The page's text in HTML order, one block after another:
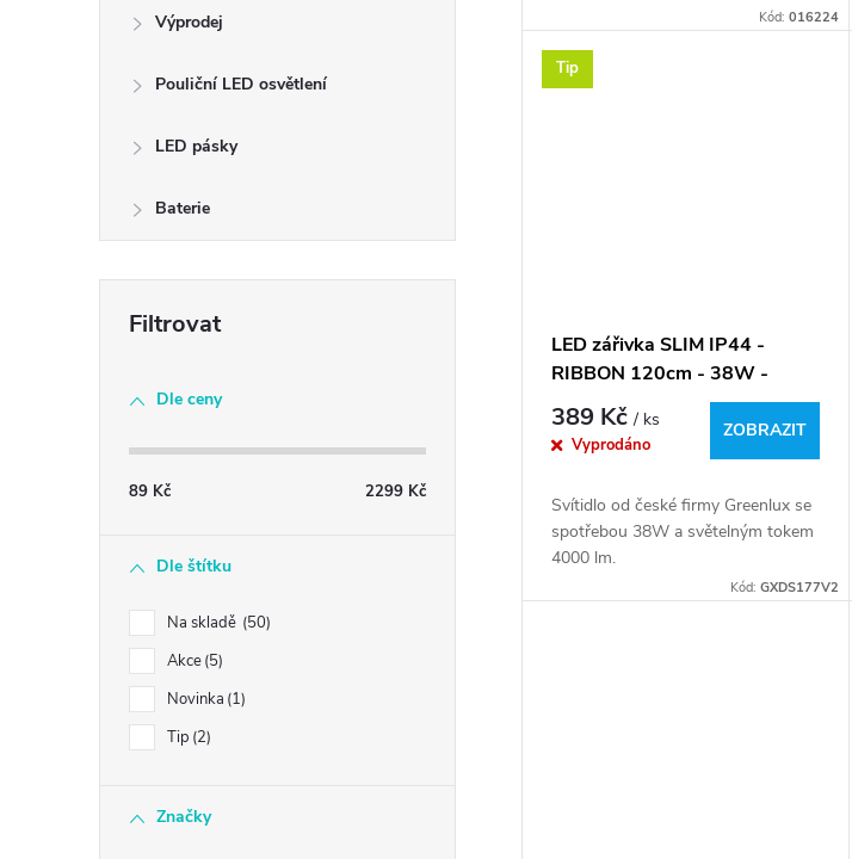
Výprodej
Pouliční LED osvětlení
LED pásky
Baterie
Dle ceny
89 Kč 2299 Kč
Dle štítku
Na skladě 50
Akce 5
Novinka 1
Tip 2
Značky
strop, 2x šroub a 2x
hmoždinka a záslepka pro...
Kód:016224
Tip
LED zářivka SLIM IP44 -
RIBBON 120cm - 38W -
4000lm - denní bílá -
GXDS177V2
389 Kč/ ks
Vyprodáno
ZOBRAZIT
Svítidlo od české firmy Greenlux se
spotřebou 38W a světelným tokem
4000 lm.
Kód:GXDS177V2